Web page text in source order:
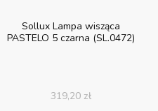
Sollux Lampa wisząca
PASTELO 5 czarna (SL.0472)
319,20 zł